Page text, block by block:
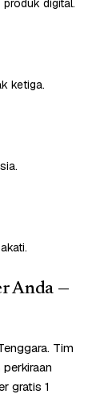
produk digital.
ketiga.
Anda —
Tim
gratis 1